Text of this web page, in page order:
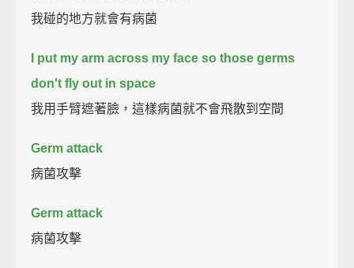
我碰的地方就會有病菌
I put my arm across my face so those germs
don't fly out in space
我用手臂遮著臉，這樣病菌就不會飛散到空間
Germ attack
病菌攻擊
Germ attack
病菌攻擊